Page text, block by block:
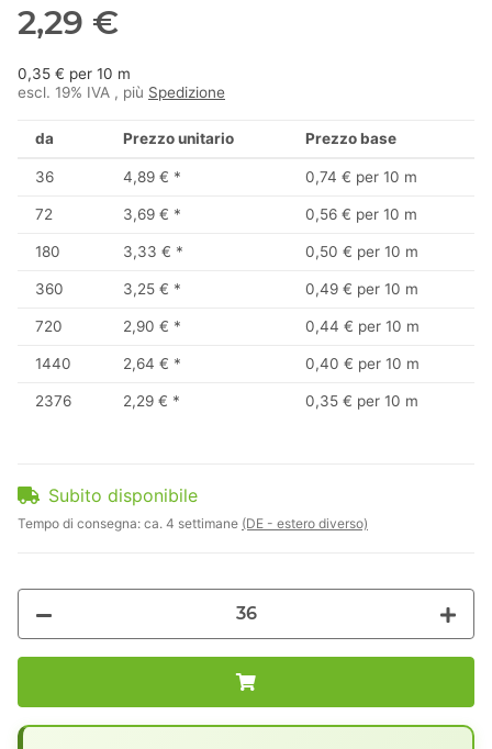
2,29 €
0,35 € per 10 m
escl. 19% IVA , più Spedizione
da Prezzo unitario Prezzo base
36 4,89 € * 0,74 € per 10 m
72 3,69 € * 0,56 € per 10 m
180 3,33 € * 0,50 € per 10 m
360 3,25 € * 0,49 € per 10 m
720 2,90 € * 0,44 € per 10 m
1440 2,64 € * 0,40 € per 10 m
2376 2,29 € * 0,35 € per 10 m
Subito disponibile
Tempo di consegna: ca. 4 settimane (DE - estero diverso)